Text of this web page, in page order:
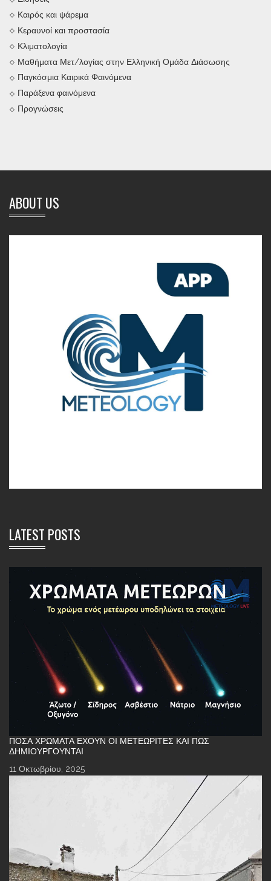
Καιρός και ψάρεμα
Κεραυνοί και προστασία
Κλιματολογία
Μαθήματα Μετ/λογίας στην Ελληνική Ομάδα Διάσωσης
Παγκόσμια Καιρικά Φαινόμενα
Παράξενα φαινόμενα
Προγνώσεις
ABOUT US
LATEST POSTS
ΠΌΣΑ ΧΡΏΜΑΤΑ ΈΧΟΥΝ ΟΙ ΜΕΤΕΩΡΊΤΕΣ ΚΑΙ ΠΏΣ
ΔΗΜΙΟΥΡΓΟΎΝΤΑΙ
11 Οκτωβρίου, 2025